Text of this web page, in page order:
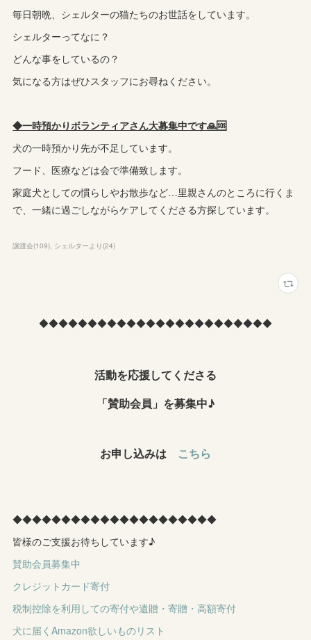
毎日朝晩、シェルターの猫たちのお世話をしています。
シェルターってなに？
どんな事をしているの？
気になる方はぜひスタッフにお尋ねください。
◆一時預かりボランティアさん大募集中です🙏🆘
犬の一時預かり先が不足しています。
フード、医療などは会で準備致します。
家庭犬としての慣らしやお散歩など…里親さんのところに行くま
で、一緒に過ごしながらケアしてくださる方探しています。
譲渡会(109) シェルターより (24)
◆◆◆◆◆◆◆◆◆◆◆◆◆◆◆◆◆◆◆◆◆◆◆◆
活動を応援してくださる
「賛助会員」を募集中♪
お申し込みは こちら
◆◆◆◆◆◆◆◆◆◆◆◆◆◆◆◆◆◆◆◆◆
皆様のご支援お待ちしています♪
賛助会員募集中
クレジットカード寄付
税制控除を利用しての寄付や遺贈・寄贈・高額寄付
犬に届くAmazon欲しいものリスト